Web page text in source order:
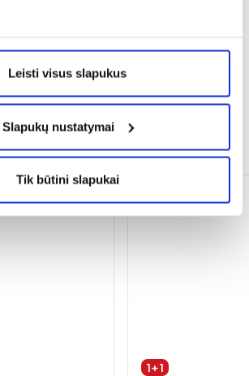
Leisti visus slapukus
Slapukų nustatymai
Tik būtini slapukai
1+1